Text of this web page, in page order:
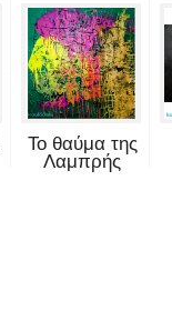
Το θαύμα της
Λαμπρής